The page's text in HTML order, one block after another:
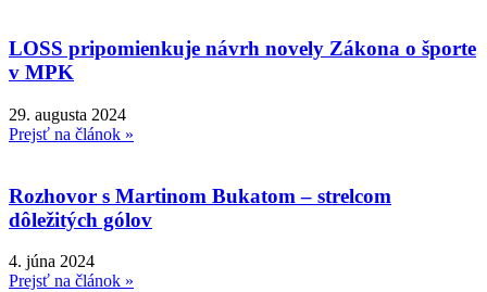
LOSS pripomienkuje návrh novely Zákona o športe
v MPK
29. augusta 2024
Prejsť na článok »
Rozhovor s Martinom Bukatom – strelcom
dôležitých gólov
4. júna 2024
Prejsť na článok »